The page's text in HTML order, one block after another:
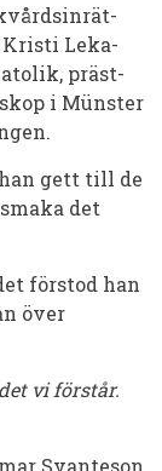
Kristi Leka­
präst­
i Mün­s­ter
gett till de
det
för­stod han
över
vi förstår.
Svanteson